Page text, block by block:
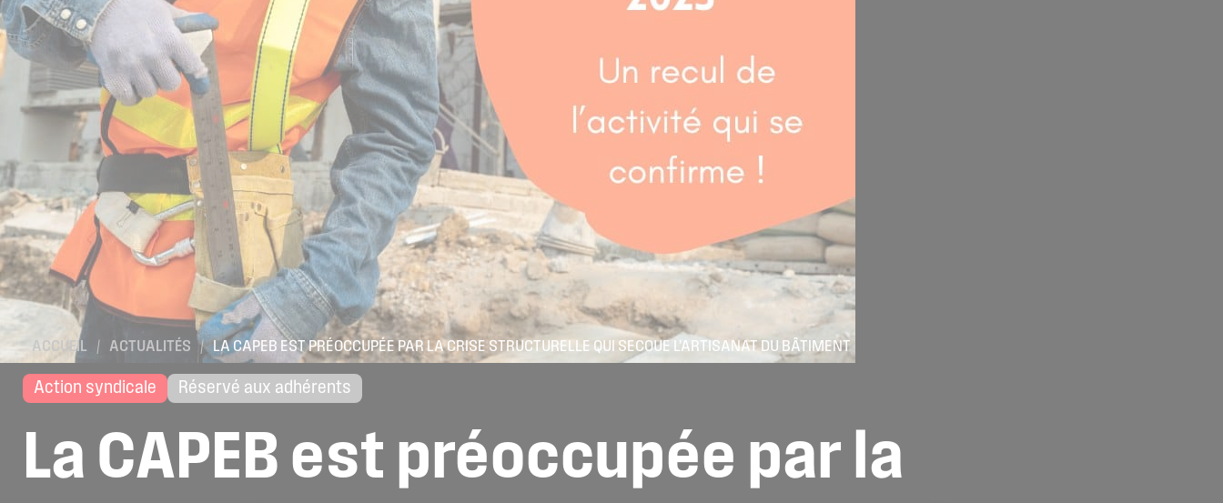
ACCUEIL / ACTUALITÉS / LA CAPEB EST PRÉOCCUPÉE PAR LA CRISE STRUCTURELLE QUI SECOUE L’ARTISANAT DU BÂTIMENT
Action syndicale Réservé aux adhérents
La CAPEB est préoccupée par la